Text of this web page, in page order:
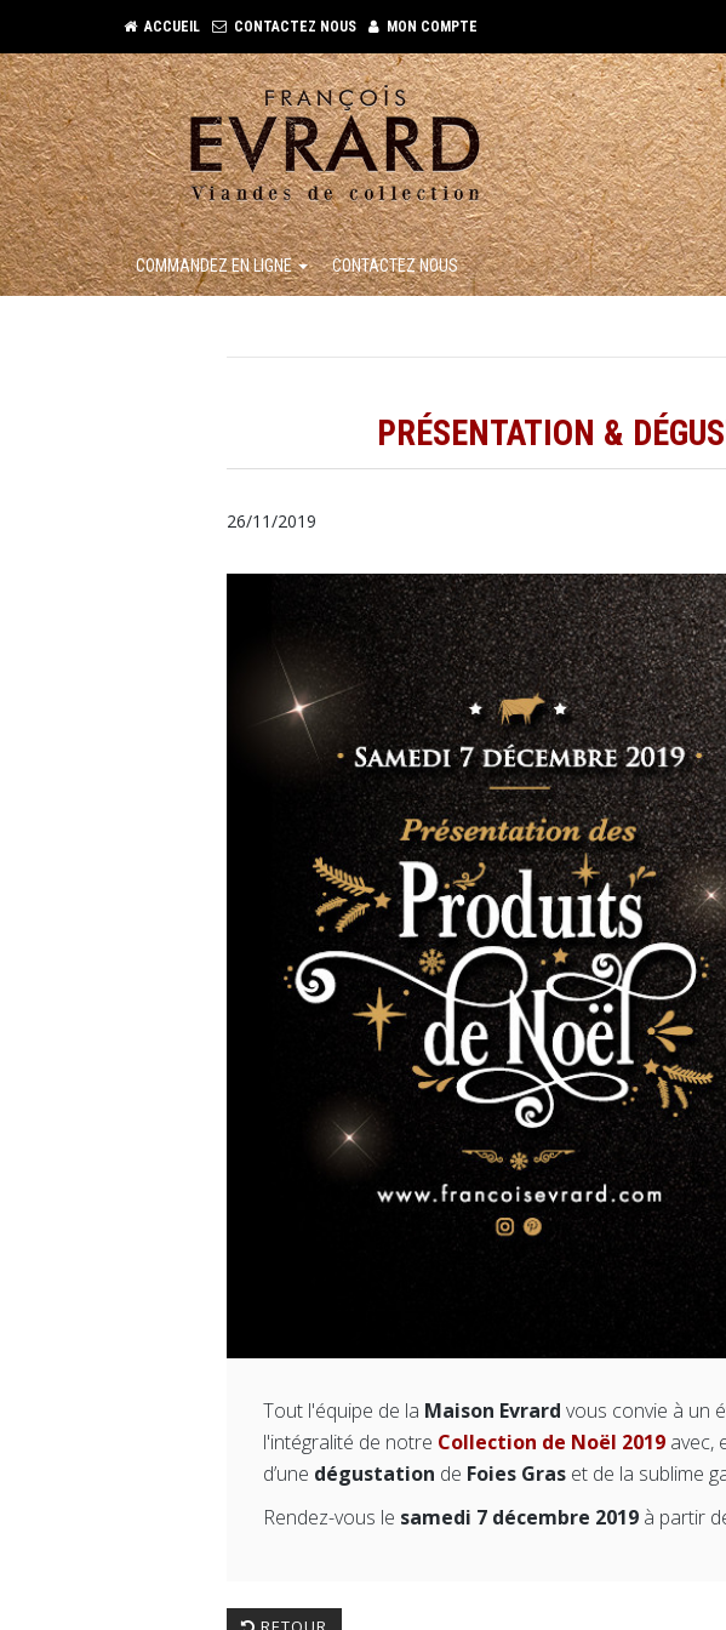
ACCUEIL CONTACTEZ NOUS MON COMPTE
COMMANDEZ EN LIGNE CONTACTEZ NOUS
PRÉSENTATION &
26/11/2019
Tout l'équipe de la Maison Evrard vous convie à un
l'intégralité de notre Collection de Noël 2019 avec,
d’une dégustation de Foies Gras et de la sublime
Rendez-vous le samedi 7 décembre 2019 à partir